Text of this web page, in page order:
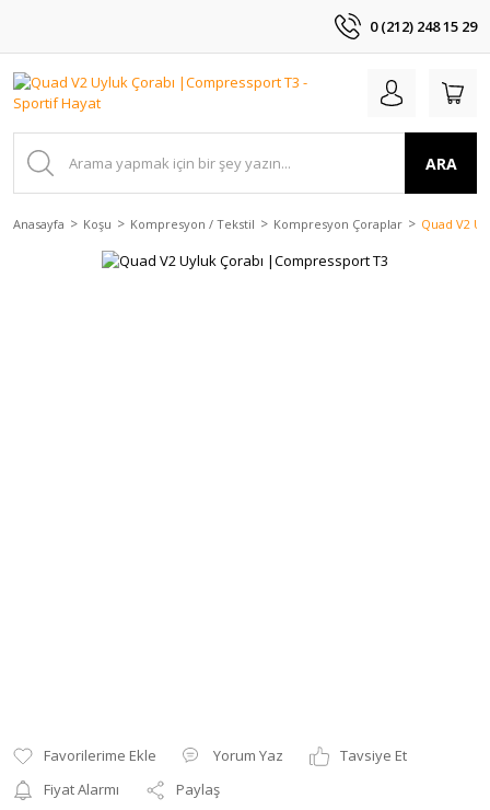
0 (212) 248 15 29
ARA
Anasayfa Koşu Kompresyon / Tekstil Kompresyon Çoraplar Quad V2
Yorum Yaz
Tavsiye Et
Fiyat Alarmı
Paylaş